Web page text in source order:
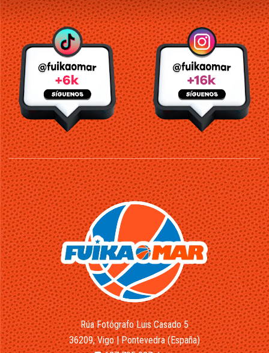
Rúa Fotógrafo Luis Casado 5
36209, Vigo | Pontevedra (España)